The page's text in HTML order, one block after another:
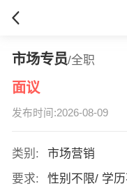
市场专员/全职
面议
发布时间:2026-08-09
类别:
市场营销
要求:
性别不限/ 学